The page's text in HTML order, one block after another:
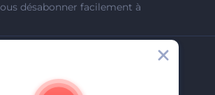
désabonner facilement à
Propos De Nous